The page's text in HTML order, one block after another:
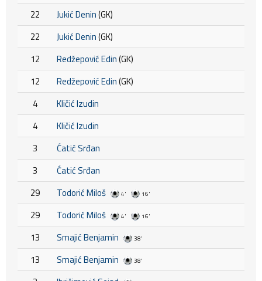
22
Jukić Denin(GK)
22
Jukić Denin(GK)
12
Redžepović Edin(GK)
12
Redžepović Edin(GK)
4
Kličić Izudin
4
Kličić Izudin
3
Ćatić Srđan
3
Ćatić Srđan
29
Todorić Miloš 4' 16'
29 Todorić Miloš 4' 16'
13 Smajić Benjamin 38'
13 Smajić Benjamin 38'